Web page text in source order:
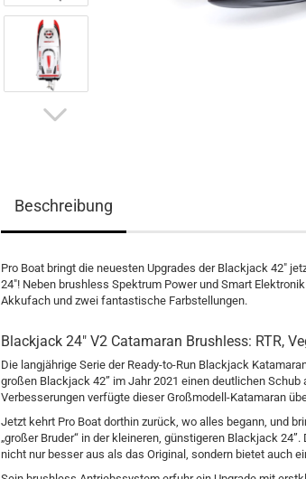
Beschreibung
Pro Boat bringt die neuesten Upgrades der Blackjack 42"
24"! Neben brushless Spektrum Power und Smart
Akkufach und zwei fantastische Farbstellungen.
Blackjack 24" V2 Catamaran Brushless: RTR,
Die langjährige Serie der Ready-to-Run Blackjack
großen Blackjack 42” im Jahr 2021 einen deutlichen Schub
Verbesserungen verfügte dieser Großmodell-Katamaran
Jetzt kehrt Pro Boat dorthin zurück, wo alles begann, und
„großer Bruder“ in der kleineren, günstigeren Blackjack
nicht nur besser aus als das Original, sondern bietet auch